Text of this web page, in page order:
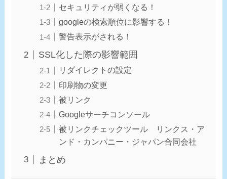
セキュリティが弱くなる！
googleの検索順位に影響する！
警告表示がされる！
SSL化した際の影響範囲
リダイレクトの設定
印刷物の変更
被リンク
Googleサーチコンソール
被リンクチェックツール リンクス・ア
ンド・カンパニー・ジャパン合同会社
まとめ